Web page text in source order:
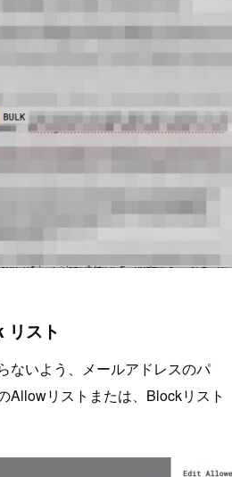
スト
ないよう、メールアドレスのパ
Allowリストまたは、Blockリスト